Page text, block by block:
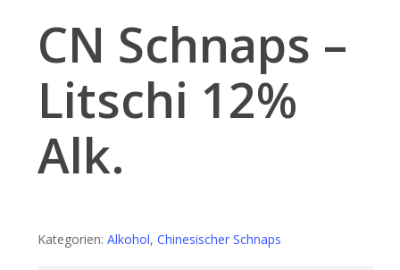
CN Schnaps –
Litschi 12%
Alk.
Kategorien: Alkohol, Chinesischer Schnaps